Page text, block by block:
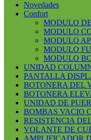
Novedades
Confort
MODULO
MODULO
MODULO
MODULO
MODULO
UNIDAD
PANTALLA
BOTONERA DEL
BOTONERA
UNIDAD DE
BOMBAS VACIO
RESISTENCIA
VOLANTE DE
AMPLIFICADOR